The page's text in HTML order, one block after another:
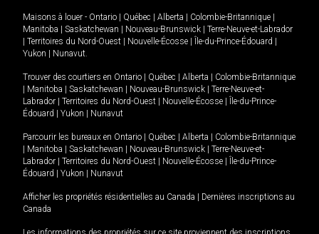
Maisons à louer - Ontario Québec Alberta Colombie-Britannique
Manitoba
Saskatchewan Nouveau-Brunswick
Terre-Neuve-et-Labrador
Territoires du Nord-Ouest Nouvelle-Écosse Île-du-Prince-Édouard
Yukon
Nunavut.
Trouver des courtiers en Ontario Québec Alberta
Colombie-Britannique
Manitoba Saskatchewan Nouveau-Brunswick
Terre-Neuve-et-
Labrador
Territoires du Nord-Ouest Nouvelle-Écosse
Île-du-Prince-
Édouard
Yukon Nunavut
Parcourir les bureaux en Ontario Québec Alberta
Colombie-Britannique
Manitoba Saskatchewan Nouveau-Brunswick
Terre-Neuve-et-
Labrador
Territoires du Nord-Ouest Nouvelle-Écosse
Île-du-Prince-
Édouard
Yukon Nunavut
Afficher les propriétés résidentielles au Canada
Dernières inscriptions au
Canada